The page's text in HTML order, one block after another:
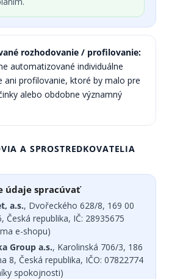
rozhodovanie / profilovanie:
automatizované individuálne
ani profilovanie, ktoré by malo pre
alebo obdobne významný
A SPROSTREDKOVATELIA
údaje spracúvať
a.s., Dvořeckého 628/8, 169 00
Česká republika, IČ: 28935675
e-shopu)
Group a.s., Karolinská 706/3, 186
8, Česká republika, IČO: 07822774
spokojnosti)